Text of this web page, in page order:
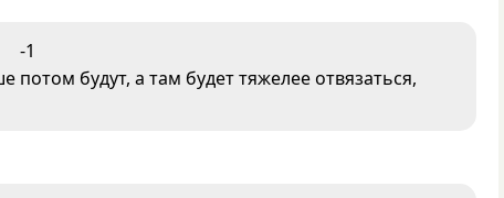
-1
потом будут, а там будет тяжелее отвязаться,